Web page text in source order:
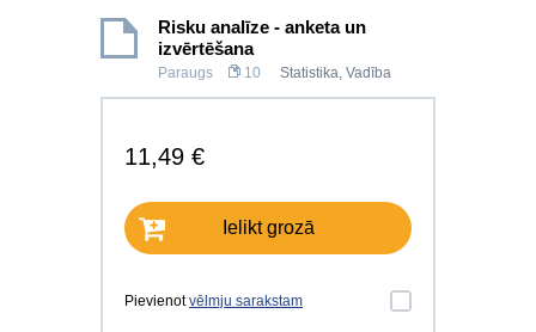
Risku analīze - anketa un
izvērtēšana
Paraugs 10 Statistika, Vadība
11,49 €
Ielikt grozā
Pievienotvēlmju sarakstam